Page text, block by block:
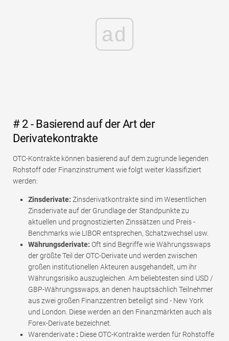
ad
# 2 - Basierend auf der Art der
Derivatekontrakte
OTC-Kontrakte können basierend auf dem zugrunde liegenden
Rohstoff oder Finanzinstrument wie folgt weiter klassifiziert
werden:
Zinsderivate: Zinsderivatkontrakte sind im Wesentlichen
Zinsderivate auf der Grundlage der Standpunkte zu
aktuellen und prognostizierten Zinssätzen und Preis -
Benchmarks wie LIBOR entsprechen, Schatzwechsel usw.
Währungsderivate: Oft sind Begriffe wie Währungsswaps
der größte Teil der OTC-Derivate und werden zwischen
großen institutionellen Akteuren ausgehandelt, um ihr
Währungsrisiko auszugleichen. Am beliebtesten sind USD /
GBP-Währungsswaps, an denen hauptsächlich Teilnehmer
aus zwei großen Finanzzentren beteiligt sind - New York
und London. Diese werden an den Finanzmärkten auch als
Forex-Derivate bezeichnet.
Warenderivate : Diese OTC-Kontrakte werden für Rohstoffe